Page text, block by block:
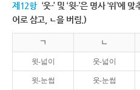
제12항 ‘웃-’ 및 ‘윗-’은 명사 ‘위’에
어로 삼고, ㄴ을 버림.)
ㄱ ㄴ
윗-넓이 웃-넓이
윗-눈썹 웃-눈썹